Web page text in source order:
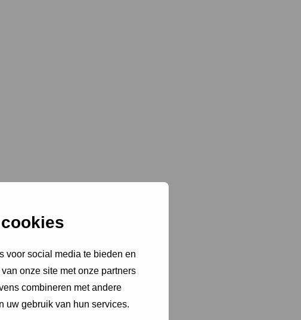
voor social media te bieden en
onze site met onze partners
combineren met andere
uw gebruik van hun services.